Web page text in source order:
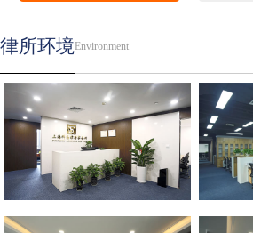
律所环境Environment